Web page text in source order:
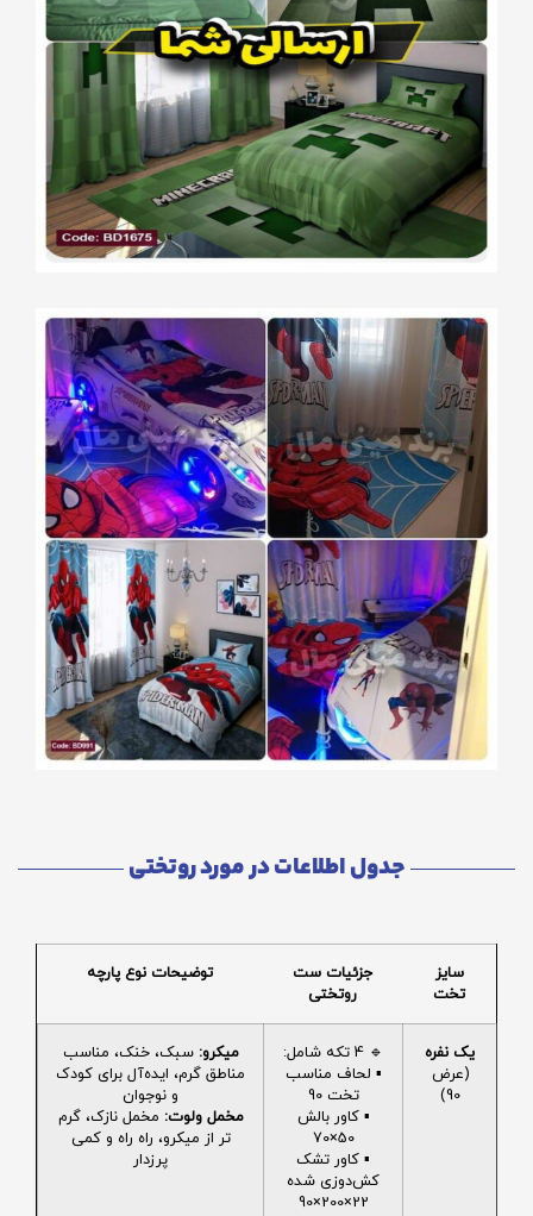
جدول اطلاعات در مورد روتختی
سایز
تخت
جزئیات ست
روتختی
توضیحات نوع پارچه
یک نفره
(عرض
90)
🔹 4 تکه شامل:
▪️ لحاف مناسب
تخت 90
▪️ کاور بالش
50×70
▪️ کاور تشک
کش‌دوزی شده
22×200×90
میکرو: سبک، خنک، مناسب
مناطق گرم، ایده‌آل برای کودک
و نوجوان
مخمل ولوت: مخمل نازک، گرم
تر از میکرو، راه راه و کمی
پرزدار